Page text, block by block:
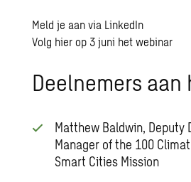
Meld je aan via LinkedIn
Volg hier op 3 juni het webinar
Deelnemers aan
Matthew Baldwin, Deputy
Manager of the 100
Smart Cities Mission